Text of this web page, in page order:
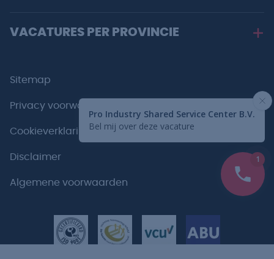
VACATURES PER PROVINCIE
Sitemap
Privacy voorwaarden
Cookieverklaring
Disclaimer
Algemene voorwaarden